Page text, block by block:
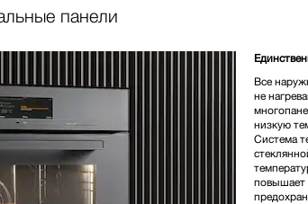
Цвет изделия:
* Розничная цена
панели
Все
не
низкую
Система
повышает